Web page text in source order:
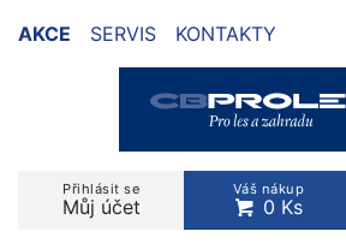
AKCE SERVIS KONTAKTY
Přihlásit se
Můj účet
Váš nákup
0 Ks